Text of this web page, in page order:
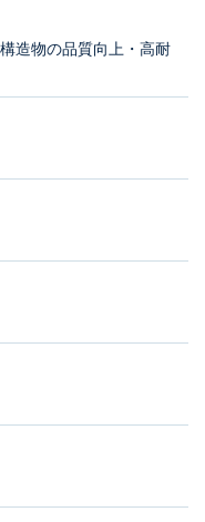
造物の品質向上・高耐